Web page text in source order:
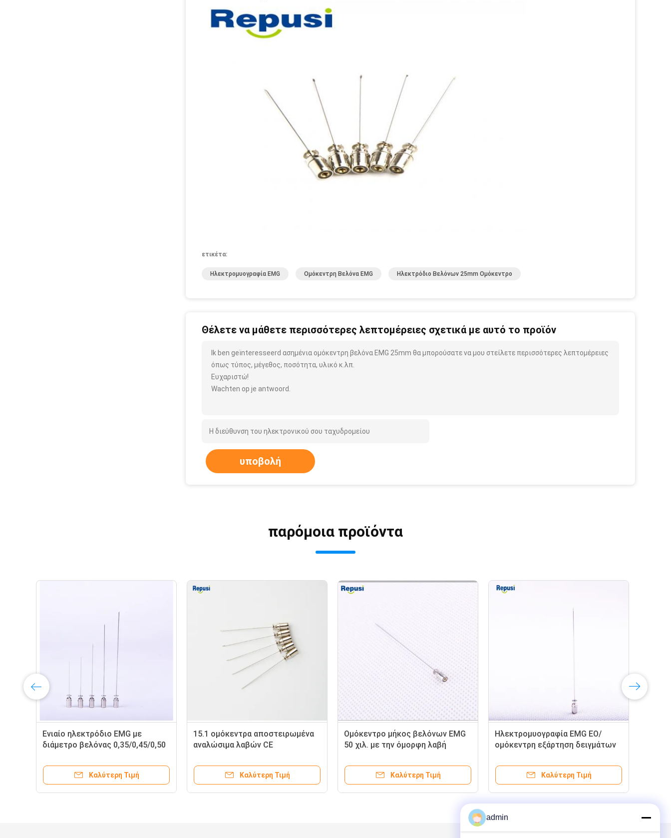
ετικέτα:
Ηλεκτρομυογραφία EMG Ομόκεντρη Βελόνα EMG Ηλεκτρόδιο Βελόνων 25mm Ομόκεντρο
Θέλετε να μάθετε περισσότερες λεπτομέρειες σχετικά με αυτό το προϊόν
Ik ben geïnteresseerd ασημένια ομόκεντρη βελόνα EMG 25mm θα μπορούσατε να μου στείλετε περισσότερες λεπτομέρειες
όπως τύπος, μέγεθος, ποσότητα, υλικό κ.λπ.
Ευχαριστώ!
Wachten op je antwoord.
υποβολή
παρόμοια προϊόντα
Ενιαίο ηλεκτρόδιο EMG με
διάμετρο βελόνας 0,35/0,45/0,50
Καλύτερη Τιμή
15.1 ομόκεντρα αποστειρωμένα
αναλώσιμα λαβών CE
ομόκεντρα
Καλύτερη Τιμή
Ομόκεντρο μήκος βελόνων EMG
50 χιλ. με την όμορφη λαβή
Καλύτερη Τιμή
Ηλεκτρομυογραφία EMG EO/
ομόκεντρη εξάρτηση δειγμάτων
Καλύτερη Τιμή
admin